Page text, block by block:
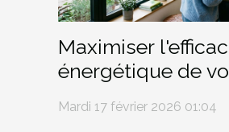
Maximiser
énergétique de
demeure pour un
durable
Mardi 17 février 2026 01:04